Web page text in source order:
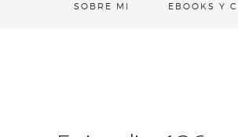
SOBRE MI EBOOKS Y